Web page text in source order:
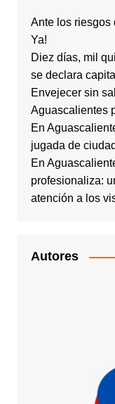
Ante los riesgos
Ya!
Diez días, mil
se declara
Envejecer sin
Aguascalientes
En
jugada de ciudad
En
profesionaliza:
atención a los
Autores